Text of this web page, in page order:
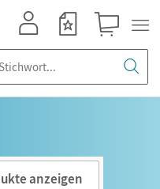
anzeigen